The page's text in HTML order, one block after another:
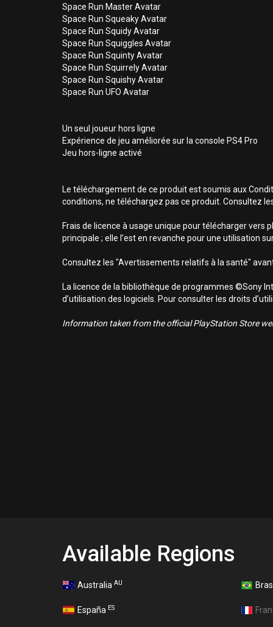
Space Run Master Avatar
Space Run Squeaky Avatar
Space Run Squidy Avatar
Space Run Squiggles Avatar
Space Run Squinty Avatar
Space Run Squirrely Avatar
Space Run Squishy Avatar
Space Run UFO Avatar
Un seul joueur hors ligne
Expérience de jeu améliorée sur la console PS4 Pro
Jeu hors-ligne activé
Le téléchargement de ce produit est soumis aux
conditions, ne téléchargez pas ce produit. Consultez
Frais de licence à usage unique pour télécharger vers
principale ; elle l’est en revanche pour une utilisation
Consultez les "Avertissements relatifs à la santé"
La licence de la bibliothèque de programmes ©Sony
d’utilisation des logiciels. Pour consulter les droits
Information taken from the official PlayStation Store
Available Regions
Australia AU
España ES